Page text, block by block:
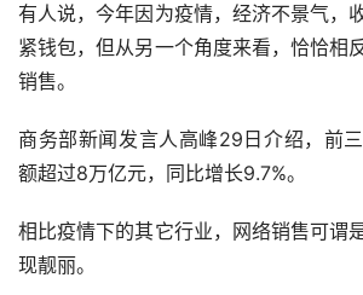
有人说，今年因为疫情，经济不景气，
紧钱包，但从另一个角度来看，恰恰相
销售。
商务部新闻发言人高峰29日介绍，前
额超过8万亿元，同比增长9.7%。
相比疫情下的其它行业，网络销售可谓
现靓丽。